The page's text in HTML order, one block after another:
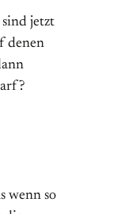
sind jetzt
denen
wenn so